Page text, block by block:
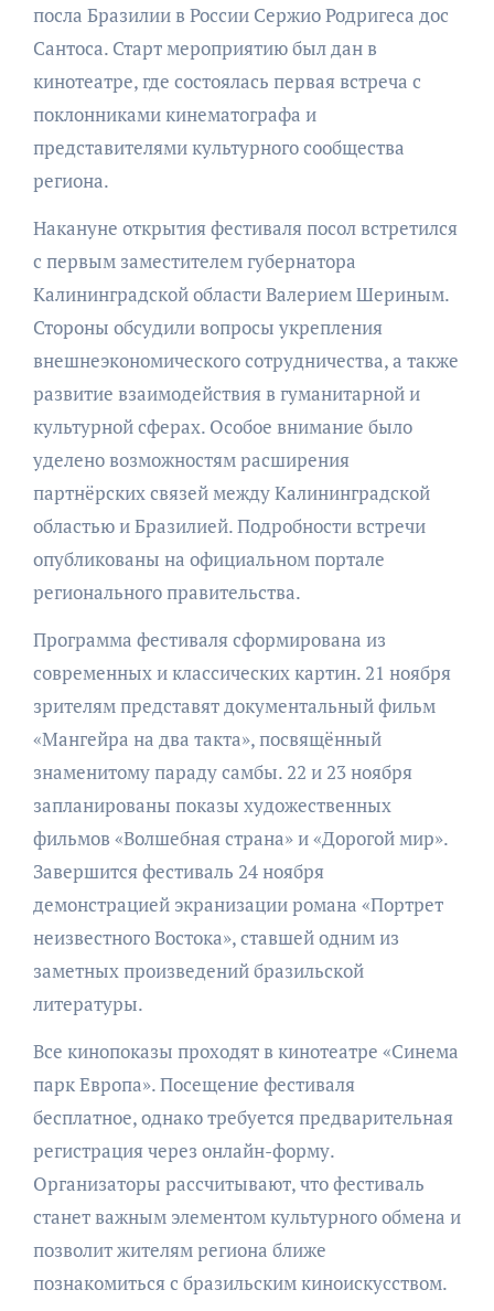
посла Бразилии в России Сержио Родригеса дос
Сантоса. Старт мероприятию был дан в
кинотеатре, где состоялась первая встреча с
поклонниками кинематографа и
представителями культурного сообщества
региона.
Накануне открытия фестиваля посол встретился
с первым заместителем губернатора
Калининградской области Валерием Шериным.
Стороны обсудили вопросы укрепления
внешнеэкономического сотрудничества, а также
развитие взаимодействия в гуманитарной и
культурной сферах. Особое внимание было
уделено возможностям расширения
партнёрских связей между Калининградской
областью и Бразилией. Подробности встречи
опубликованы на официальном портале
регионального правительства.
Программа фестиваля сформирована из
современных и классических картин. 21 ноября
зрителям представят документальный фильм
«Мангейра на два такта», посвящённый
знаменитому параду самбы. 22 и 23 ноября
запланированы показы художественных
фильмов «Волшебная страна» и «Дорогой мир».
Завершится фестиваль 24 ноября
демонстрацией экранизации романа «Портрет
неизвестного Востока», ставшей одним из
заметных произведений бразильской
литературы.
Все кинопоказы проходят в кинотеатре «Синема
парк Европа». Посещение фестиваля
бесплатное, однако требуется предварительная
регистрация через онлайн-форму.
Организаторы рассчитывают, что фестиваль
станет важным элементом культурного обмена и
позволит жителям региона ближе
познакомиться с бразильским киноискусством.